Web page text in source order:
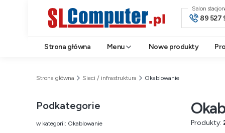
Salon
89 527
Strona główna Menu Nowe produkty
Strona główna Sieci / infrastruktura Okablowanie
Podkategorie
w kategorii: Okablowanie Produkty: